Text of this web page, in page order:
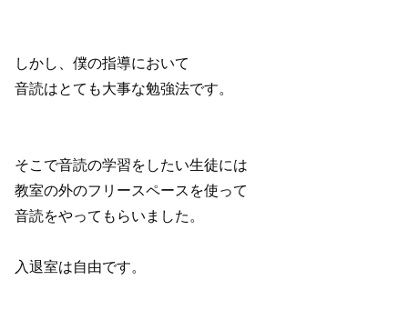
しかし、僕の指導において
音読はとても大事な勉強法です。
そこで音読の学習をしたい生徒には
教室の外のフリースペースを使って
音読をやってもらいました。
入退室は自由です。